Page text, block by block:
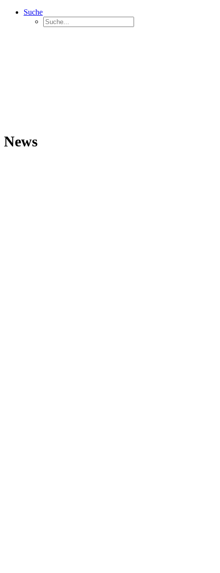
Suche
News